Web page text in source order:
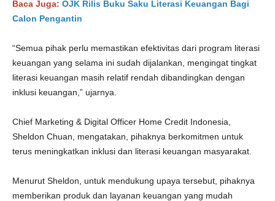
Baca Juga: OJK Rilis Buku Saku Literasi Keuangan Bagi
Calon Pengantin
“Semua pihak perlu memastikan efektivitas dari program literasi
keuangan yang selama ini sudah dijalankan, mengingat tingkat
literasi keuangan masih relatif rendah dibandingkan dengan
inklusi keuangan,” ujarnya.
Chief Marketing & Digital Officer Home Credit Indonesia,
Sheldon Chuan, mengatakan, pihaknya berkomitmen untuk
terus meningkatkan inklusi dan literasi keuangan masyarakat.
Menurut Sheldon, untuk mendukung upaya tersebut, pihaknya
memberikan produk dan layanan keuangan yang mudah